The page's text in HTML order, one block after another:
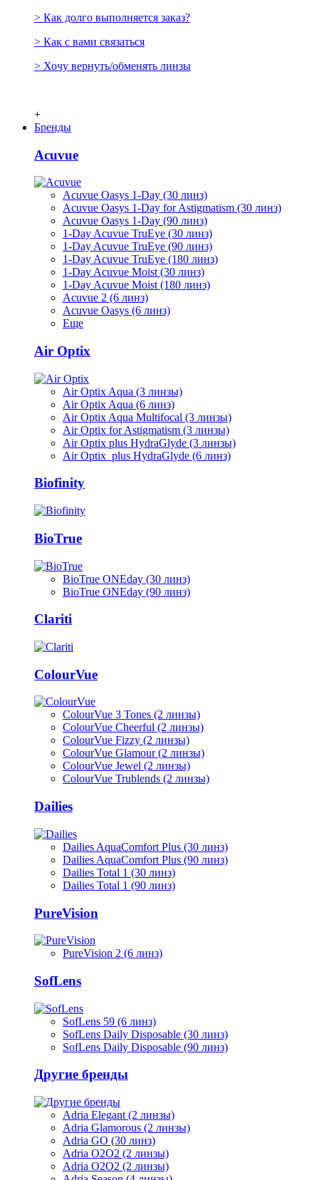
> Как долго выполняется заказ?
> Как с вами связаться
> Хочу вернуть/обменять линзы
+
Бренды
Acuvue
Acuvue Oasys 1-Day (30 линз)
Acuvue Oasys 1-Day for Astigmatism (30 линз)
Acuvue Oasys 1-Day (90 линз)
1-Day Acuvue TruEye (30 линз)
1-Day Acuvue TruEye (90 линз)
1-Day Acuvue TruEye (180 линз)
1-Day Acuvue Moist (30 линз)
1-Day Acuvue Moist (180 линз)
Acuvue 2 (6 линз)
Acuvue Oasys (6 линз)
Еще
Air Optix
Air Optix Aqua (3 линзы)
Air Optix Aqua (6 линз)
Air Optix Aqua Multifocal (3 линзы)
Air Optix for Astigmatism (3 линзы)
Air Optix plus HydraGlyde (3 линзы)
Air Optix plus HydraGlyde (6 линз)
Biofinity
BioTrue
BioTrue ONEday (30 линз)
BioTrue ONEday (90 линз)
Clariti
ColourVue
ColourVue 3 Tones (2 линзы)
ColourVue Cheerful (2 линзы)
ColourVue Fizzy (2 линзы)
ColourVue Glamour (2 линзы)
ColourVue Jewel (2 линзы)
ColourVue Trublends (2 линзы)
Dailies
Dailies AquaComfort Plus (30 линз)
Dailies AquaComfort Plus (90 линз)
Dailies Total 1 (30 линз)
Dailies Total 1 (90 линз)
PureVision
PureVision 2 (6 линз)
SofLens
SofLens 59 (6 линз)
SofLens Daily Disposable (30 линз)
SofLens Daily Disposable (90 линз)
Другие бренды
Adria Elegant (2 линзы)
Adria Glamorous (2 линзы)
Adria GO (30 линз)
Adria O2O2 (2 линзы)
Adria O2O2 (2 линзы)